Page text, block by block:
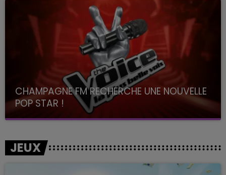
CHAMPAGNE FM RECHERCHE UNE NOUVELLE
POP STAR !
Toute la journée sur Champagne FM
JEUX